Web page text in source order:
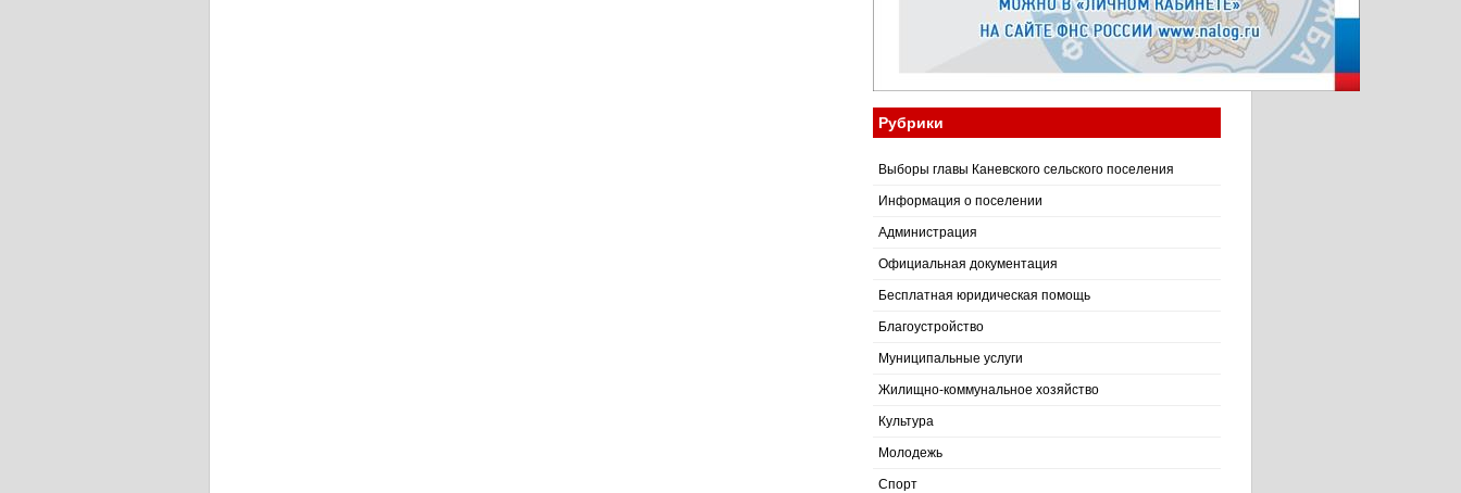
Рубрики
Выборы главы Каневского сельского поселения
Информация о поселении
Администрация
Официальная документация
Бесплатная юридическая помощь
Благоустройство
Муниципальные услуги
Жилищно-коммунальное хозяйство
Культура
Молодежь
Спорт